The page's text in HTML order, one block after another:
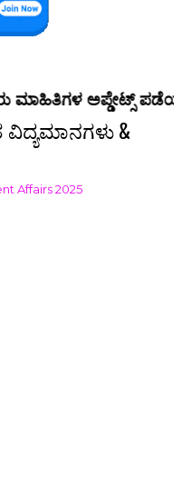
ಪಡೆಯಲು ನಮ್ಮ
ವಿದ್ಯಮಾನಗಳು &
Affairs 2025